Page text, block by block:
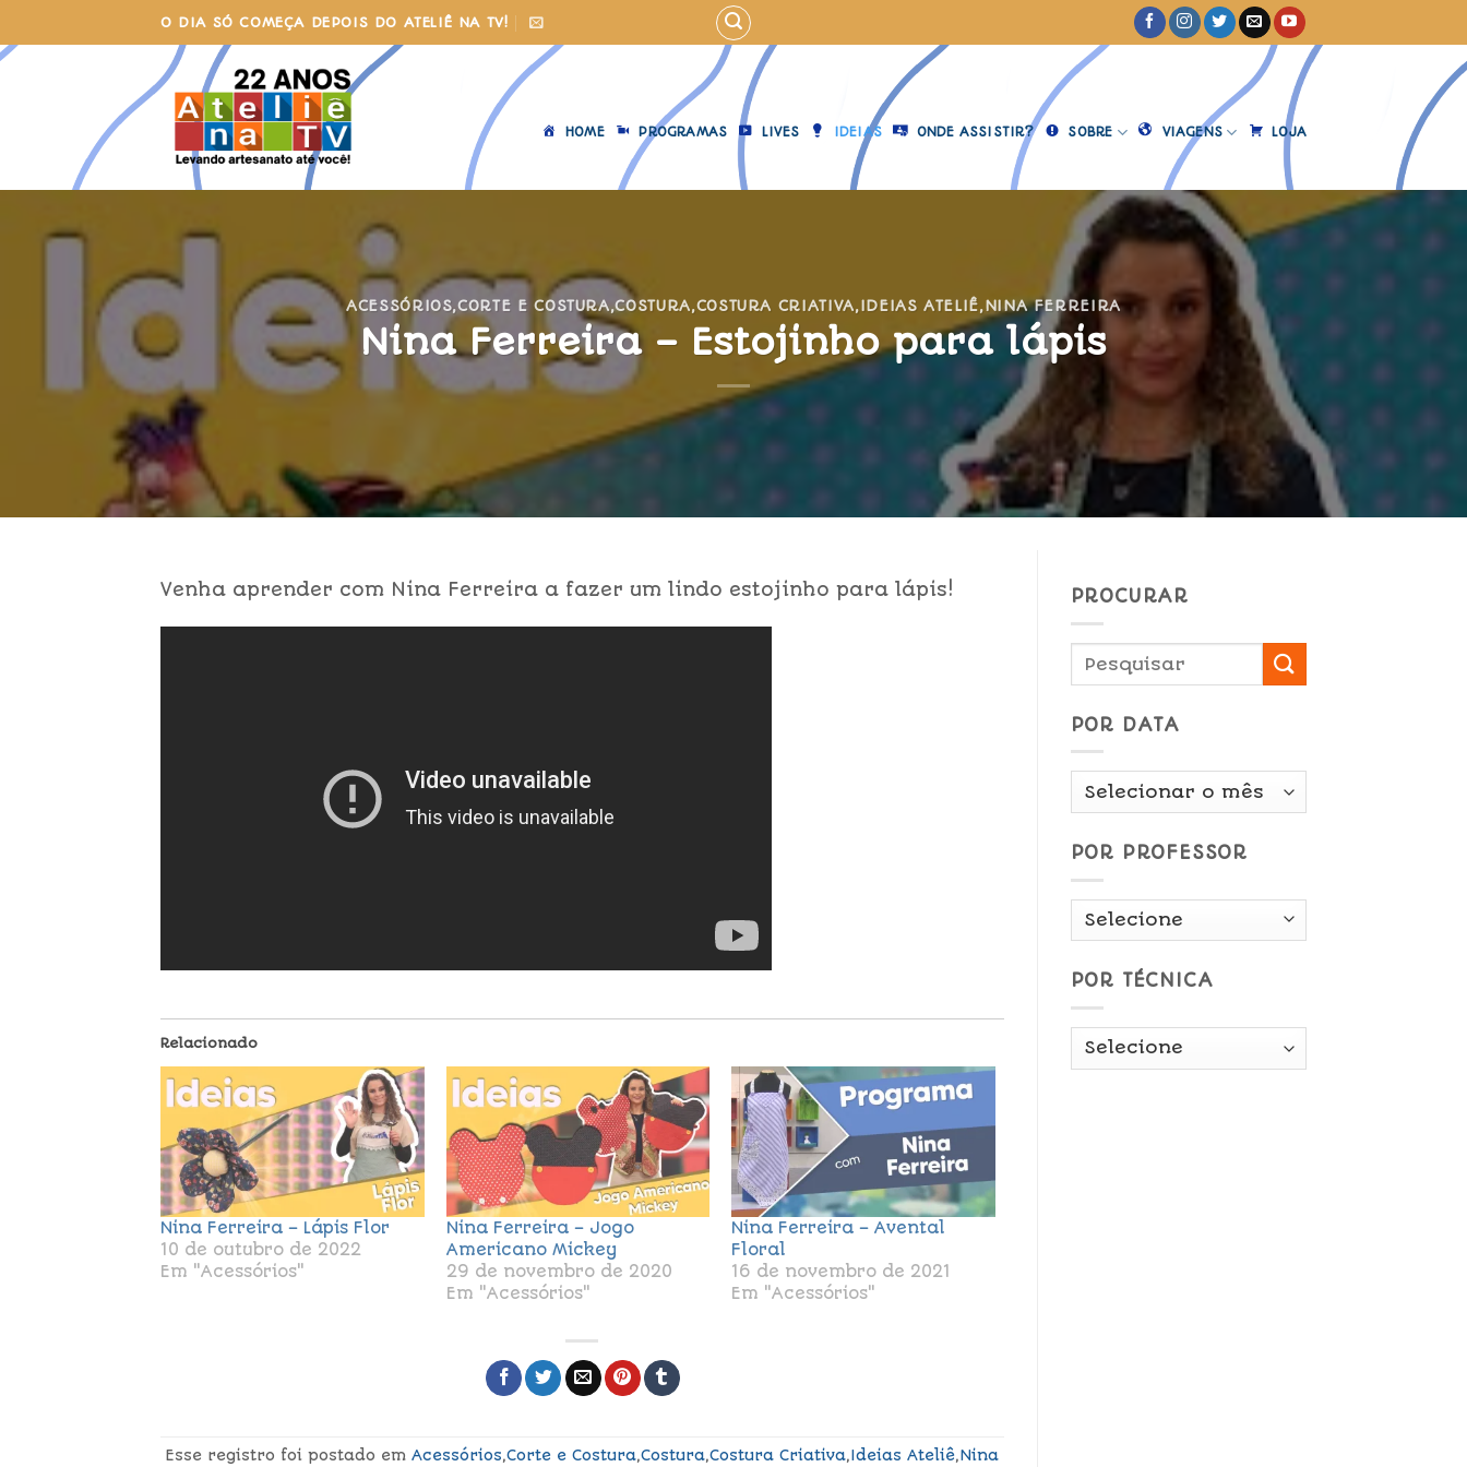
to
content
O DIA SÓ COMEÇA DEPOIS DO ATELIÊ NA TV!
HOME PROGRAMAS LIVES IDEIAS ONDE ASSISTIR? SOBRE VIAGENS LOJA
ACESSÓRIOS,CORTE E COSTURA,COSTURA,COSTURA CRIATIVA,IDEIAS ATELIÊ,NINA FERREIRA
Nina Ferreira – Estojinho para lápis
Venha aprender com Nina Ferreira a fazer um lindo estojinho para lápis!
Relacionado
Nina Ferreira – Lápis Flor
10 de outubro de 2022
Em "Acessórios"
Nina Ferreira – Jogo
Americano Mickey
29 de novembro de 2020
Em "Acessórios"
Nina Ferreira – Avental
Floral
16 de novembro de 2021
Em "Acessórios"
Esse registro foi postado emAcessórios,Corte e Costura,Costura,Costura Criativa,Ideias Ateliê,Nina
PROCURAR
POR DATA
Por
POR PROFESSOR
POR TÉCNICA